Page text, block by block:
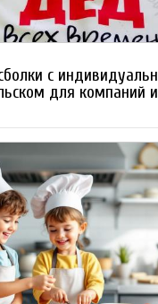
с
для компаний